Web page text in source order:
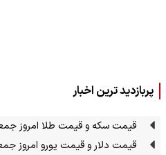
پربازدید ترین اخبار
قیمت سکه و قیمت طلا امروز جمعه ۱۶ مرداد ۱۴۰۵ +
قیمت دلار و قیمت یورو امروز جمعه ۱۶ مرداد ۱۴۰۵ +